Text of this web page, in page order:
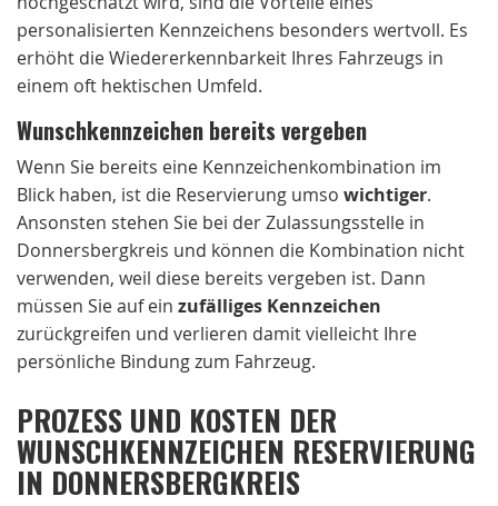
personalisierten Kennzeichens besonders wertvoll. Es
erhöht die Wiedererkennbarkeit Ihres Fahrzeugs in
einem oft hektischen Umfeld.
Wunschkennzeichen bereits vergeben
Wenn Sie bereits eine Kennzeichenkombination im
Blick haben, ist die Reservierung umso wichtiger.
Ansonsten stehen Sie bei der Zulassungsstelle in
Donnersbergkreis und können die Kombination nicht
verwenden, weil diese bereits vergeben ist. Dann
müssen Sie auf ein zufälliges Kennzeichen
zurückgreifen und verlieren damit vielleicht Ihre
persönliche Bindung zum Fahrzeug.
PROZESS UND KOSTEN DER
WUNSCHKENNZEICHEN RESERVIERUNG
IN DONNERSBERGKREIS